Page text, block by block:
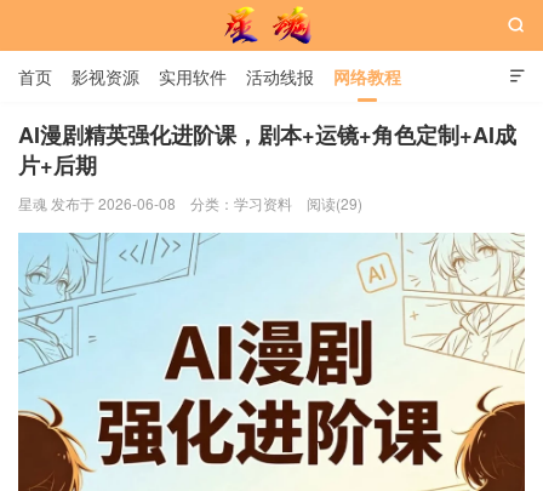
星魂网

首页 影视资源 实用软件 活动线报 网络教程
用户中心 书籍 娱乐

AI漫剧精英强化进阶课，剧本+运镜+角色定制+AI成
片+后期
星魂 发布于 2026-06-08 分类： 学习资料 阅读(29)